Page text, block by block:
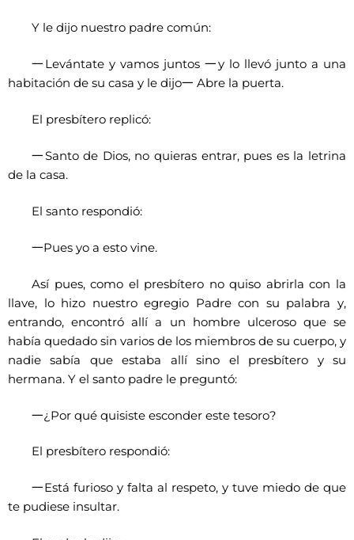
Y le dijo nuestro padre común:
一 Levántate y vamos juntos 一y lo llevó junto a una
habitación de su casa y le dijo一 Abre la puerta.
El presbítero replicó:
一Santo de Dios, no quieras entrar, pues es la letrina
de la casa.
El santo respondió:
一Pues yo a esto vine.
Así pues, como el presbítero no quiso abrirla con la
llave, lo hizo nuestro egregio Padre con su palabra y,
entrando, encontró allí a un hombre ulceroso que se
había quedado sin varios de los miembros de su cuerpo, y
nadie sabía que estaba allí sino el presbítero y su
hermana. Y el santo padre le preguntó:
一¿Por qué quisiste esconder este tesoro?
El presbítero respondió:
一Está furioso y falta al respeto, y tuve miedo de que
te pudiese insultar.